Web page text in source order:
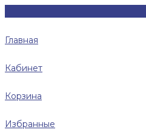
Главная
Кабинет
Корзина
Избранные